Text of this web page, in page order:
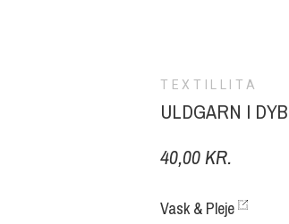
TEXTILLITA
ULDGARN I
40,00 KR.
Vask & Pleje